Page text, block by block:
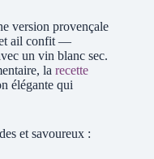
version provençale
et ail confit —
un vin blanc sec.
la recette
élégante qui
et savoureux :